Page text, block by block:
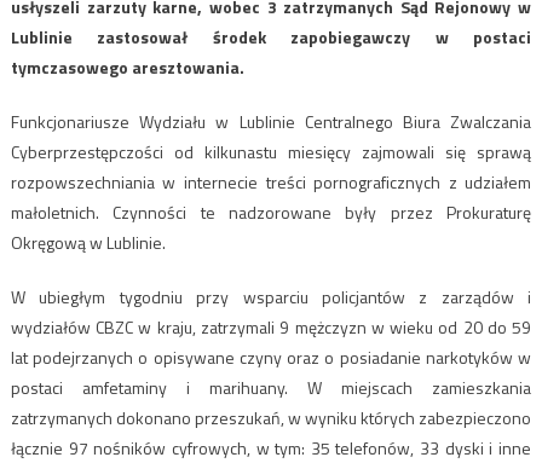
usłyszeli zarzuty karne, wobec 3 zatrzymanych Sąd Rejonowy w
Lublinie zastosował środek zapobiegawczy w postaci
tymczasowego aresztowania.
Funkcjonariusze Wydziału w Lublinie Centralnego Biura Zwalczania
Cyberprzestępczości od kilkunastu miesięcy zajmowali się sprawą
rozpowszechniania w internecie treści pornograficznych z udziałem
małoletnich. Czynności te nadzorowane były przez Prokuraturę
Okręgową w Lublinie.
W ubiegłym tygodniu przy wsparciu policjantów z zarządów i
wydziałów CBZC w kraju, zatrzymali 9 mężczyzn w wieku od 20 do 59
lat podejrzanych o opisywane czyny oraz o posiadanie narkotyków w
postaci amfetaminy i marihuany. W miejscach zamieszkania
zatrzymanych dokonano przeszukań, w wyniku których zabezpieczono
łącznie 97 nośników cyfrowych, w tym: 35 telefonów, 33 dyski i inne